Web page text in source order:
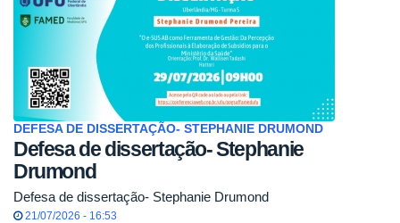
DEFESA DE DISSERTAÇÃO- STEPHANIE DRUMOND
Defesa de dissertação- Stephanie
Drumond
Defesa de dissertação- Stephanie Drumond
21/07/2026 - 16:53